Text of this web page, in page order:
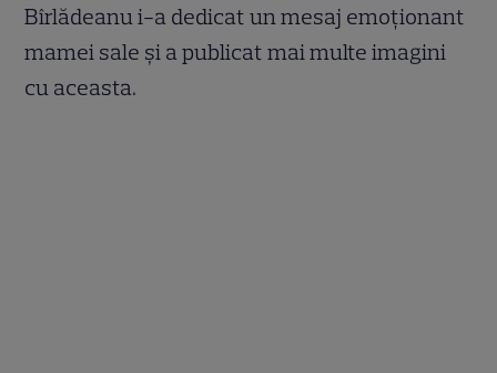
Bîrlădeanu i-a dedicat un mesaj emoționant
mamei sale și a publicat mai multe imagini
cu aceasta.